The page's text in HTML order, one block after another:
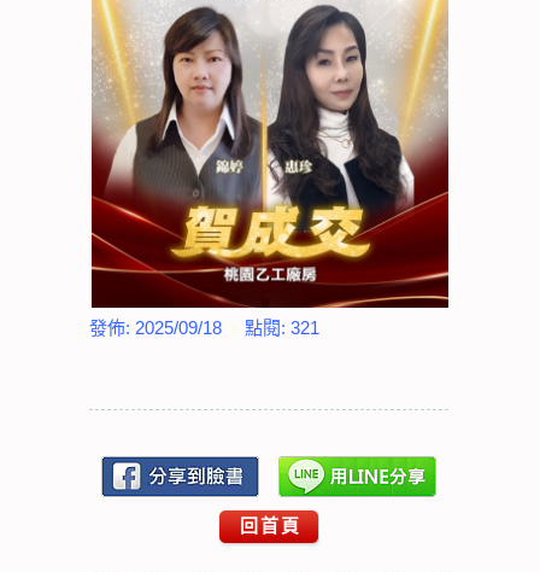
發佈: 2025/09/18 點閱: 321
回首頁